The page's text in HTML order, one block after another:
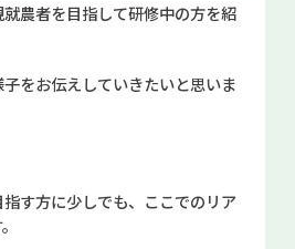
農者を目指して研修中の方を紹
をお伝えしていきたいと思いま
す方に少しでも、ここでのリア